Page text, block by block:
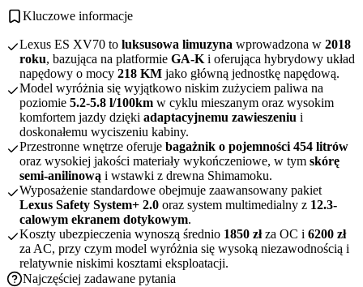
Kluczowe informacje
Lexus ES XV70 to luksusowa limuzyna wprowadzona w 2018
roku, bazująca na platformie GA-Ki oferująca hybrydowy układ
napędowy o mocy 218 KM jako główną jednostkę napędową.
Model wyróżnia się wyjątkowo niskim zużyciem paliwa na
poziomie 5.2-5.8 l/100km w cyklu mieszanym oraz wysokim
komfortem jazdy dzięki adaptacyjnemu zawieszeniu i
doskonałemu wyciszeniu kabiny.
Przestronne wnętrze oferuje bagażnik o pojemności 454 litrów
oraz wysokiej jakości materiały wykończeniowe, w tym skórę
semi-anilinową i wstawki z drewna Shimamoku.
Wyposażenie standardowe obejmuje zaawansowany pakiet
Lexus Safety System+ 2.0 oraz system multimedialny z 12.3-
calowym ekranem dotykowym.
Koszty ubezpieczenia wynoszą średnio 1850 złza OC i 6200 zł
za AC, przy czym model wyróżnia się wysoką niezawodnością i
relatywnie niskimi kosztami eksploatacji.
Najczęściej zadawane pytania